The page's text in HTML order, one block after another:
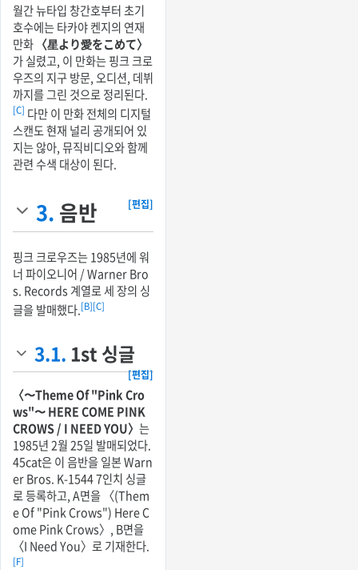
월간 뉴타입 창간호부터 초기
호수에는 타카야 켄지의 연재
만화 〈星より愛をこめて〉
가 실렸고, 이 만화는 핑크 크로
우즈의 지구 방문, 오디션, 데뷔
까지를 그린 것으로 정리된다.
[C] 다만 이 만화 전체의 디지털
스캔도 현재 널리 공개되어 있
지는 않아, 뮤직비디오와 함께
관련 수색 대상이 된다.
3. 음반 [편집]
핑크 크로우즈는 1985년에 워
너 파이오니어 / Warner Bro
s. Records 계열로 세 장의 싱
글을 발매했다.[B][C]
3.1. 1st 싱글
[편집]
〈〜Theme Of "Pink Cro
ws"〜 HERE COME PINK
CROWS / I NEED YOU〉 는
1985년 2월 25일 발매되었다.
45cat은 이 음반을 일본 Warn
er Bros. K-1544 7인치 싱글
로 등록하고, A면을 〈(Them
e Of "Pink Crows") Here C
ome Pink Crows〉, B면을
〈I Need You〉로 기재한다.
[F]